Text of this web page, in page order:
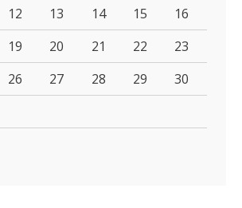
12 13 14 15
16
19 20 21 22
23
26 27 28 29
30